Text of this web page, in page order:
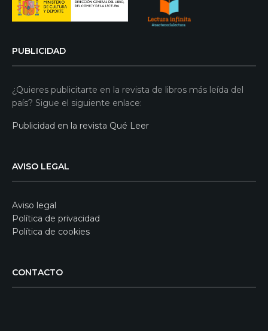
PUBLICIDAD
¿Quieres publicitarte en la revista de libros más leída del
país? Sigue el siguiente enlace:
Publicidad en la revista Qué Leer
AVISO LEGAL
Aviso legal
Política de privacidad
Política de cookies
CONTACTO